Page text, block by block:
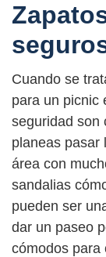
Cuando se
para un picnic
seguridad son
planeas pasar
área con
sandalias
pueden ser
dar un paseo
cómodos para